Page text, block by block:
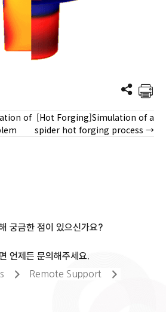
of [Hot Forging]Simulation of a
spider hot forging process →
궁금한 점이 있으신가요?
언제든 문의해주세요.
Remote Support